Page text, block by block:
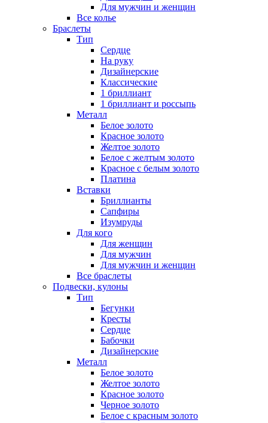
Для мужчин и женщин
Все колье
Браслеты
Тип
Сердце
На руку
Дизайнерские
Классические
1 бриллиант
1 бриллиант и россыпь
Металл
Белое золото
Красное золото
Желтое золото
Белое с желтым золото
Красное с белым золото
Платина
Вставки
Бриллианты
Сапфиры
Изумруды
Для кого
Для женщин
Для мужчин
Для мужчин и женщин
Все браслеты
Подвески, кулоны
Тип
Бегунки
Кресты
Сердце
Бабочки
Дизайнерские
Металл
Белое золото
Желтое золото
Красное золото
Черное золото
Белое с красным золото